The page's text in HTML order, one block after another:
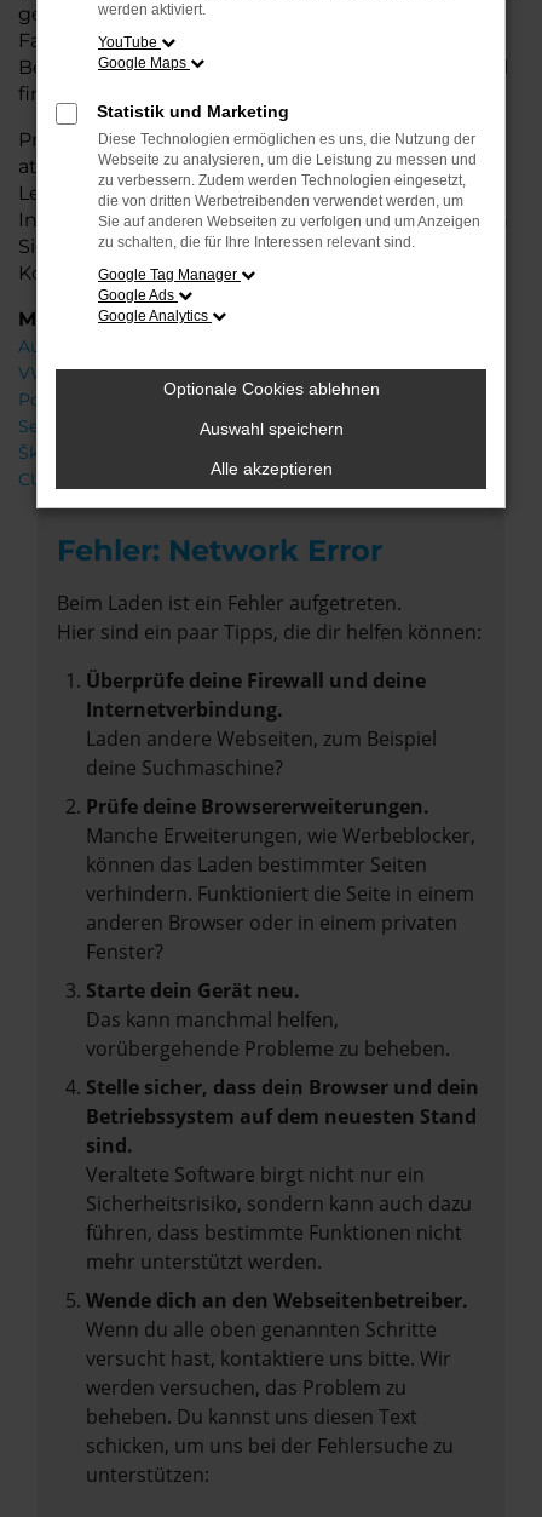
geht. Wir bieten Ihnen eine große Auswahl an
Fahrzeugen und stehen Ihnen mit fachkundiger
Beratung zur Seite, damit Sie das passende Modell
finden.
Profitieren Sie von zusätzlichenServiceswie
attraktiven Finanzierungsoptionen,
Leasingangeboten und der bequemen
Inzahlungnahme Ihres alten Fahrzeugs. Besuchen
Sie uns und finden Sie Ihr Traumauto zu besten
Konditionen!
Marken
Audi
VW
Porsche
Seat
Škoda
CUPRA
Fehler: Network Error
Beim Laden ist ein Fehler aufgetreten.
Hier sind ein paar Tipps, die dir helfen können:
Überprüfe deine Firewall und deine
Internetverbindung.
Laden andere Webseiten, zum Beispiel
deine Suchmaschine?
Prüfe deine Browsererweiterungen.
Manche Erweiterungen, wie Werbeblocker,
können das Laden bestimmter Seiten
verhindern. Funktioniert die Seite in einem
anderen Browser oder in einem privaten
Fenster?
Starte dein Gerät neu.
Das kann manchmal helfen,
vorübergehende Probleme zu beheben.
Stelle sicher, dass dein Browser und dein
Betriebssystem auf dem neuesten Stand
sind.
Veraltete Software birgt nicht nur ein
Sicherheitsrisiko, sondern kann auch dazu
führen, dass bestimmte Funktionen nicht
mehr unterstützt werden.
Wende dich an den Webseitenbetreiber.
Wenn du alle oben genannten Schritte
versucht hast, kontaktiere uns bitte. Wir
werden versuchen, das Problem zu
beheben. Du kannst uns diesen Text
schicken, um uns bei der Fehlersuche zu
unterstützen:
werden aktiviert.
YouTube
Google Maps
Statistik und Marketing
Diese Technologien ermöglichen es uns, die Nutzung der
Webseite zu analysieren, um die Leistung zu messen und
zu verbessern. Zudem werden Technologien eingesetzt,
die von dritten Werbetreibenden verwendet werden, um
Sie auf anderen Webseiten zu verfolgen und um Anzeigen
zu schalten, die für Ihre Interessen relevant sind.
Google Tag Manager
Google Ads
Google Analytics
Optionale Cookies ablehnen
Auswahl speichern
Alle akzeptieren